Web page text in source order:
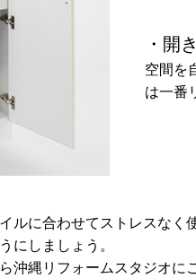
・開
空間を
は一番
ルに合わせてストレスなく
にしましょう。
沖縄リフォームスタジオに